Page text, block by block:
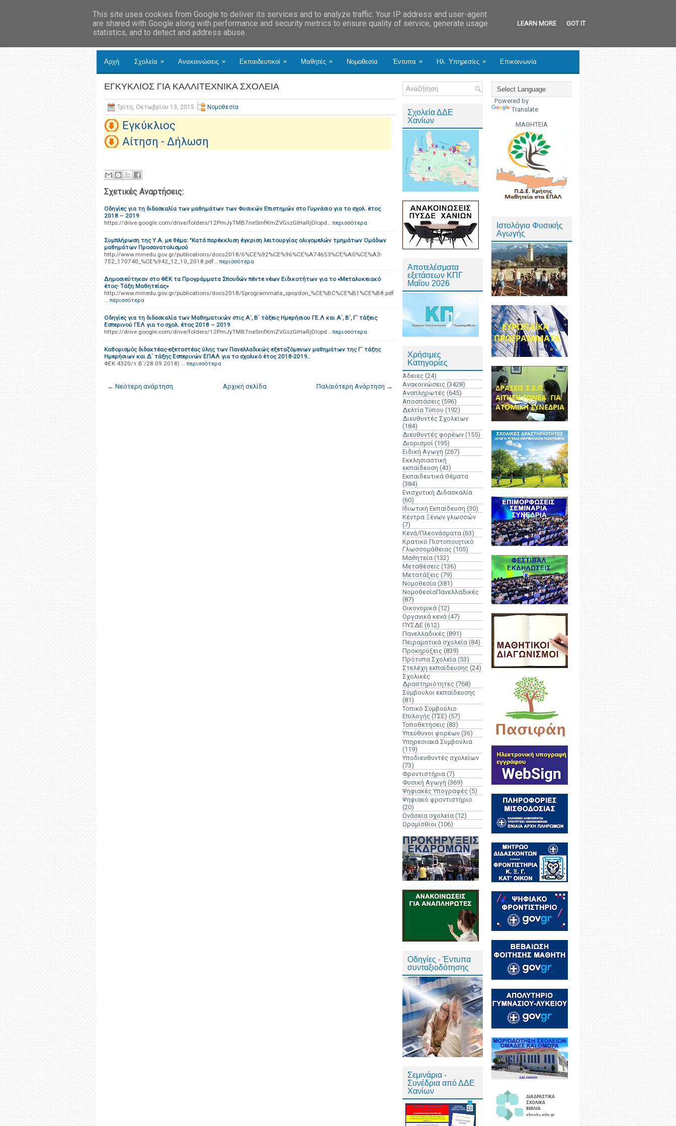
Αρχή Σχολεία » Ανακοινώσεις » Εκπαιδευτικοί » Μαθητές » Νομοθεσία Έντυπα » Ηλ. Υπηρεσίες » Επικοινωνία
ΕΓΚΥΚΛΙΟΣ ΓΙΑ ΚΑΛΛΙΤΕΧΝΙΚΑ ΣΧΟΛΕΙΑ
Τρίτη, Οκτωβρίου 13, 2015 Νομοθεσία
Εγκύκλιος
Αίτηση - Δήλωση
Σχετικές Αναρτήσεις:
Οδηγίες για τη διδασκαλία των μαθημάτων των Φυσικών Επιστημών στο Γυμνάσιο για το σχολ. έτος
2018 – 2019
https://drive.google.com/drive/folders/12PmJyTMB7neSmfKmZVGszGlHaRjDIopd… περισσότερα
Συμπλήρωση της Υ.Α. με θέμα: "Κατά παρέκκλιση έγκριση λειτουργίας ολιγομελών τμημάτων Ομάδων
μαθημάτων Προσανατολισμού
http://www.minedu.gov.gr/publications/docs2018/6%CE%92%CE%96%CE%A74653%CE%A0%CE%A3-
752_170740_%CE%942_12_10_2018.pdf… περισσότερα
Δημοσιεύτηκαν στο ΦΕΚ τα Προγράμματα Σπουδών πέντε νέων Ειδικοτήτων για το «Μεταλυκειακό
έτος- Τάξη Μαθητείας»
http://www.minedu.gov.gr/publications/docs2018/5programmata_spoydon_%CE%BC%CE%B1%CE%B8.pdf
… περισσότερα
Οδηγίες για τη διδασκαλία των Μαθηματικών στις Α΄, Β΄ τάξεις Ημερήσιου ΓΕ.Λ και Α΄, Β΄, Γ΄ τάξεις
Εσπερινού ΓΕΛ για το σχολ. έτος 2018 – 2019
https://drive.google.com/drive/folders/12PmJyTMB7neSmfKmZVGszGlHaRjDIopd… περισσότερα
Καθορισμός διδακτέας-εξεταστέας ύλης των Πανελλαδικώς εξεταζόμενων μαθημάτων της Γ΄ τάξης
Ημερήσιων και Δ΄ τάξης Εσπερινών ΕΠΑΛ για το σχολικό έτος 2018-2019..
ΦΕΚ 4320/τ.Β΄/28.09.2018) … περισσότερα
← Νεότερη ανάρτηση Παλαιότερη Ανάρτηση →
Αρχική σελίδα
Σχολεία ΔΔΕ
Χανίων
Αποτελέσματα
εξετάσεων ΚΠΓ
Μαΐου 2026
Χρήσιμες
Κατηγορίες
Άδειες (24)
Ανακοινώσεις (3428)
Αναπληρωτές (645)
Αποσπάσεις (596)
Δελτία Τύπου (192)
Διευθυντές Σχολείων
(184)
Διευθυντές φορέων (155)
Διορισμοί (195)
Ειδική Αγωγή (267)
Εκκλησιαστική
εκπαίδευση (43)
Εκπαιδευτικά Θέματα
(384)
Ενισχυτική Διδασκαλία
(60)
Ιδιωτική Εκπαίδευση (30)
Κέντρα Ξένων γλωσσών
(7)
Κενά/Πλεονάσματα (63)
Κρατικό Πιστοποιητικό
Γλωσσομάθειας (105)
Μαθητεία (132)
Μεταθέσεις (136)
Μετατάξεις (79)
Νομοθεσία (381)
ΝομοθεσίαΠανελλαδικές
(87)
Οικονομικά (12)
Οργανικά κενά (47)
ΠΥΣΔΕ (612)
Πανελλαδικές (891)
Πειραματικά σχολεία (84)
Προκηρύξεις (839)
Πρότυπα Σχολεία (53)
Στελέχη εκπαίδευσης (24)
Σχολικές
Δραστηριότητες (768)
Σύμβουλοι εκπαίδευσης
(81)
Τοπικό Συμβούλιο
Επιλογής (ΤΣΕ) (57)
Τοποθετήσεις (83)
Υπεύθυνοι φορέων (36)
Υπηρεσιακά Συμβούλια
(119)
Υποδιευθυντές σχολείων
(73)
Φροντιστήρια (7)
Φυσική Αγωγή (369)
Ψηφιακές Υπογραφές (5)
Ψηφιακό φροντιστήριο
(20)
Ωνάσεια σχολεία (12)
Ωρομίσθιοι (106)
Οδηγίες - Έντυπα
συνταξιοδότησης
Σεμινάρια -
Συνέδρια από ΔΔΕ
Χανίων
Powered by
Translate
ΜΑΘΗΤΕΙΑ
Ιστολόγιο Φυσικής
Αγωγής
This site uses cookies from Google to deliver its services and to analyze traffic. Your IP address and user-agent
are shared with Google along with performance and security metrics to ensure quality of service, generate usage
statistics, and to detect and address abuse.
LEARN MORE GOT IT